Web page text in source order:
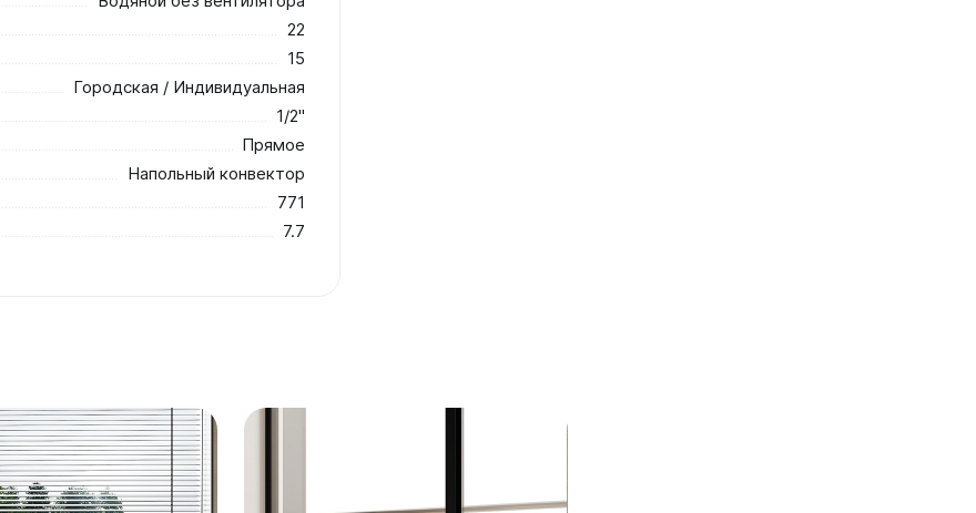
22
15
Городская / Индивидуальная
1/2"
Прямое
Напольный конвектор
771
7.7